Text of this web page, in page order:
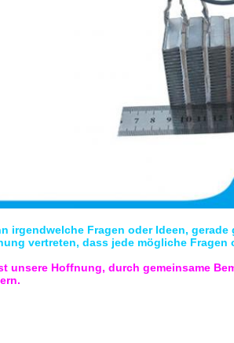
irgendwelche Fragen oder Ideen,
vertreten, dass jede mögliche
unsere Hoffnung, durch gemeinsame